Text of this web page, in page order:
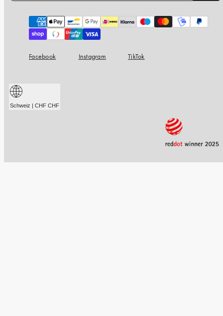
Zahlungsarten
Facebook Instagram TikTok
Schweiz | CHF CHF